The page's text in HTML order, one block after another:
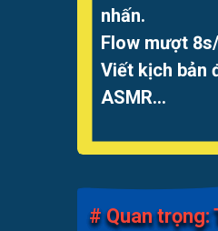
nhấn.
Flow mượt
Viết kịch bản
ASMR…
# Quan trọng: